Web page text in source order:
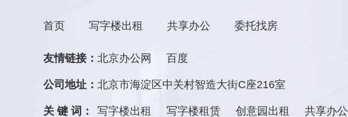
首页 写字楼出租 共享办公 委托找房
友情链接： 北京办公网 百度
公司地址： 北京市海淀区中关村智造大街C座216室
关 键 词： 写字楼出租 写字楼租赁 创意园出租 共享办公